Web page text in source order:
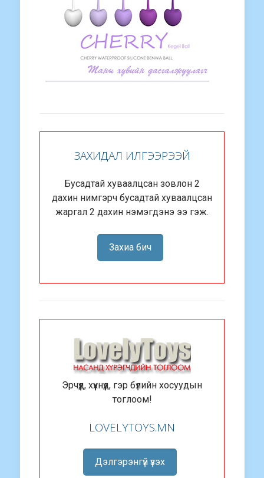
ЗАХИДАЛ ИЛГЭЭРЭЭЙ
Бусадтай хуваалцсан зовлон 2
дахин нимгэрч бусадтай хуваалцсан
жаргал 2 дахин нэмэгдэнэ ээ гэж.
Захиа бич
Эрчүүд, хүүхнүүд, гэр бүлийн хосуудын
тоглоом!
LOVELYTOYS.MN
Дэлгэрэнгүй үзэх